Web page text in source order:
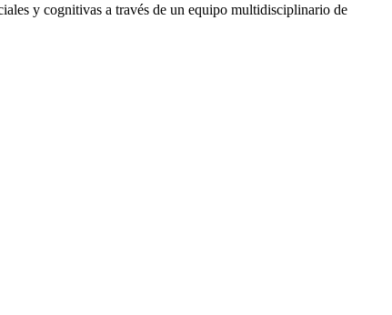
y cognitivas a través de un equipo multidisciplinario de